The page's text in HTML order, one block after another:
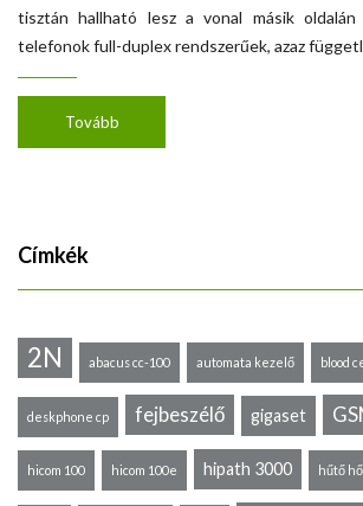
tisztán hallható lesz a vonal másik
telefonok full-duplex rendszerűek, azaz
Tovább
Címkék
2N abacus cc-100 automata kezelő blood
deskphone cp fejbeszélő gigaset
hicom 100 hicom 100e hipath 3000 hűtő